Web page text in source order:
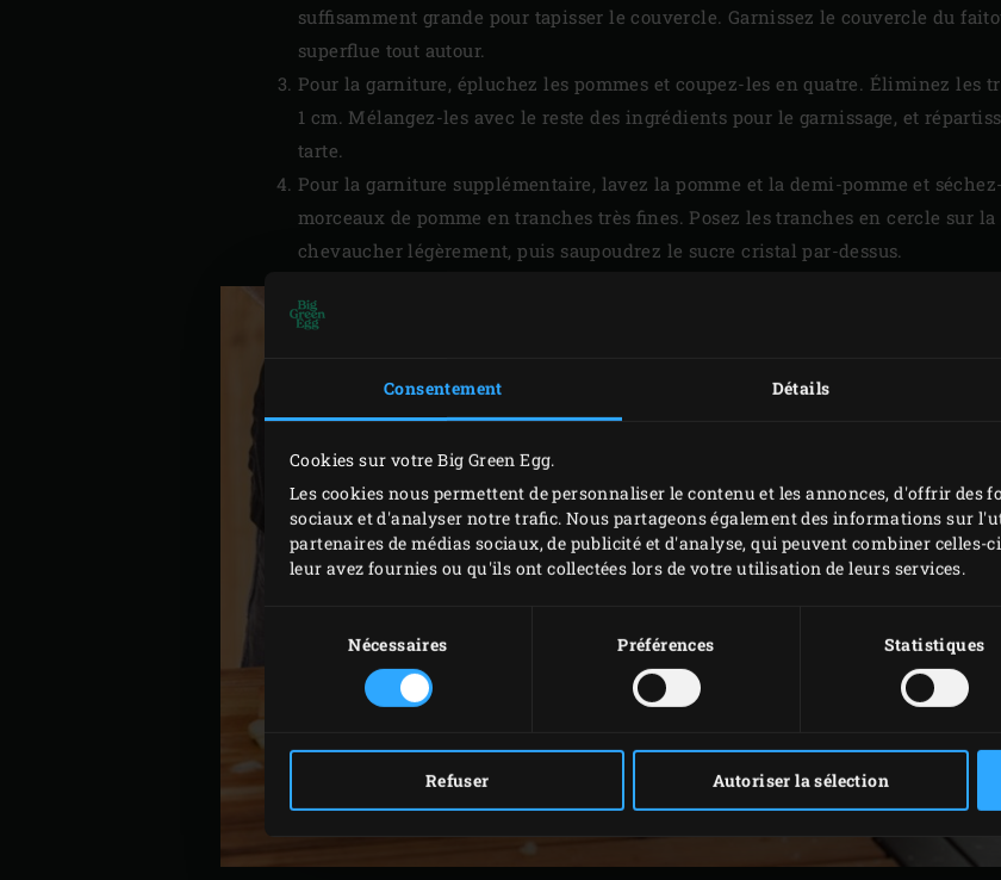
Consentement Détails
Cookies sur votre Big Green Egg.
Les cookies nous permettent de personnaliser le contenu et les annonces, d'offrir des
sociaux et d'analyser notre trafic. Nous partageons également des informations sur
partenaires de médias sociaux, de publicité et d'analyse, qui peuvent combiner
leur avez fournies ou qu'ils ont collectées lors de votre utilisation de leurs services.
consentement
Nécessaires Préférences Statistiques
Refuser Autoriser la sélection
suffisamment grande pour tapisser le couvercle. Garnissez le couvercle du
superflue tout autour.
Pour la garniture, épluchez les pommes et coupez-les en quatre. Éliminez les
1 cm. Mélangez-les avec le reste des ingrédients pour le garnissage, et
tarte.
Pour la garniture supplémentaire, lavez la pomme et la demi-pomme et
morceaux de pomme en tranches très fines. Posez les tranches en cercle sur
chevaucher légèrement, puis saupoudrez le sucre cristal par-dessus.